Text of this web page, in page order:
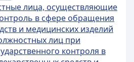
лица, осуществляющие
в сфере обращения
и медицинских изделий
лиц при
контроля в